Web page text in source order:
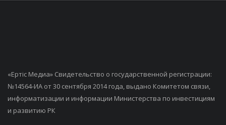
«Ертiс Медиа» Свидетельство о государственной регистрации:
№14564-ИА от 30 сентября 2014 года, выдано Комитетом связи,
информатизации и информации Министерства по инвестициям
и развитию РК